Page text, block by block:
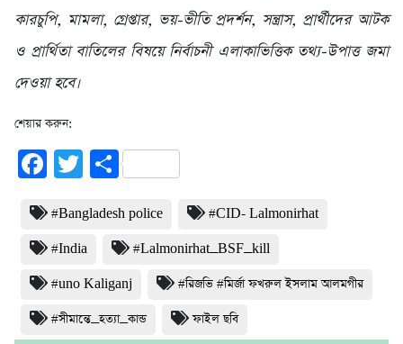
কারচুপি, মামলা, গ্রেপ্তার, ভয়-ভীতি প্রদর্শন, সন্ত্রাস, প্রার্থীদের আটক
ও প্রার্থিতা বাতিলের বিষয়ে নির্বাচনী এলাকাভিত্তিক তথ্য-উপাত্ত জমা
দেওয়া হবে।
শেয়ার করুন:
Facebook
TwitterShare
#Bangladesh police #CID- Lalmonirhat
#India #Lalmonirhat_BSF_kill
#uno Kaliganj #রিজভি #মির্জা ফখরুল ইসলাম আলমগীর
#সীমান্তে_হত্যা_কান্ড ফাইল ছবি